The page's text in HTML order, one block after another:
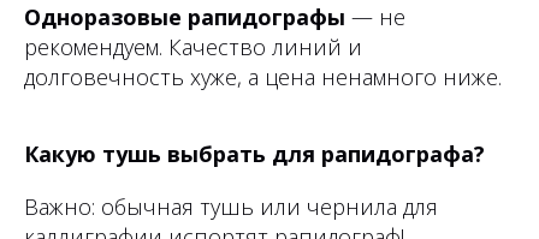
Одноразовые рапидографы — не
рекомендуем. Качество линий и
долговечность хуже, а цена ненамного ниже.
Какую тушь выбрать для рапидографа?
Важно: обычная тушь или чернила для